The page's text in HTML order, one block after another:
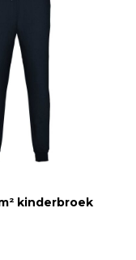
kinderbroek